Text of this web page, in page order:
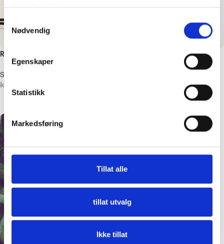
tjenestene deres.
Samtykkevalg
Nødvendig
Egenskaper
Statistikk
Markedsføring
Tillat alle
tillat utvalg
Ikke tillat
Rundpinne 40 cm – Messing
Strikkepinner
kr
Heklepinner – Aluminium 15cm